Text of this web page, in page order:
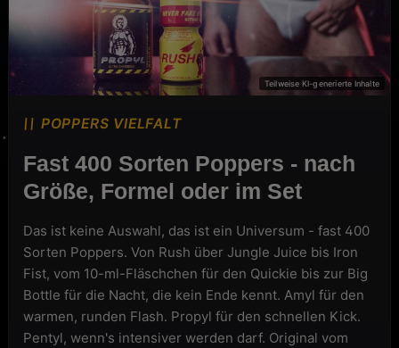
POPPERS VIELFALT
Fast 400 Sorten Poppers - nach
Größe, Formel oder im Set
Das ist keine Auswahl, das ist ein Universum - fast 400
Sorten Poppers. Von Rush über Jungle Juice bis Iron
Fist, vom 10-ml-Fläschchen für den Quickie bis zur Big
Bottle für die Nacht, die kein Ende kennt. Amyl für den
warmen, runden Flash. Propyl für den schnellen Kick.
Pentyl, wenn's intensiver werden darf. Original vom